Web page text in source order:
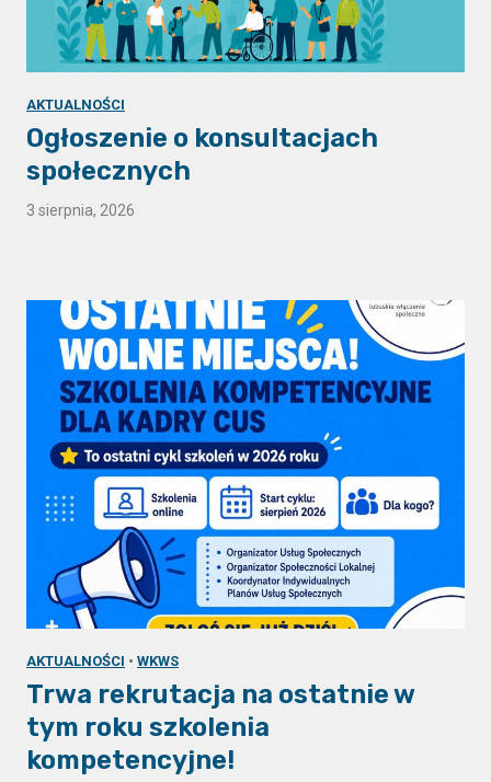
AKTUALNOŚCI
Ogłoszenie o konsultacjach
społecznych
3 sierpnia, 2026
AKTUALNOŚCI • WKWS
Trwa rekrutacja na ostatnie w
tym roku szkolenia
kompetencyjne!